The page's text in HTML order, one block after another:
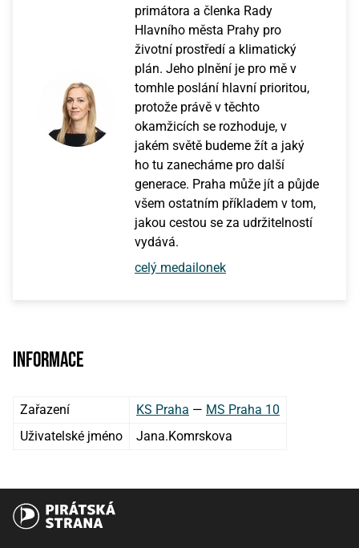
primátora a členka Rady
Hlavního města Prahy pro
životní prostředí a klimatický
plán. Jeho plnění je pro mě v
tomhle poslání hlavní prioritou,
protože právě v těchto
okamžicích se rozhoduje, v
jakém světě budeme žít a jaký
ho tu zanecháme pro další
generace. Praha může jít a půjde
všem ostatním příkladem v tom,
jakou cestou se za udržitelností
vydává.
celý medailonek
Informace
Zařazení KS Praha — MS Praha 10
Uživatelské jméno
Jana.Komrskova